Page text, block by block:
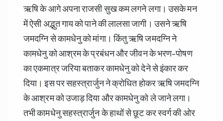
ऋषि के आगे अपना राजसी सुख कम लगने लगा। उसके मन
में ऐसी अद्भुत गाय को पाने की लालसा जागी। उसने ऋषि
जमदग्नि से कामधेनु को मांगा। किंतु ऋषि जमदग्नि ने
कामधेनु को आश्रम के प्रबंधन और जीवन के भरण-पोषण
का एकमात्र जरिया बताकर कामधेनु को देने से इंकार कर
दिया। इस पर सहस्त्रार्जुन ने क्रोधित होकर ऋषि जमदग्नि
के आश्रम को उजाड़ दिया और कामधेनु को ले जाने लगा।
तभी कामधेनु सहस्त्रार्जुन के हाथों से छूट कर स्वर्ग की ओर